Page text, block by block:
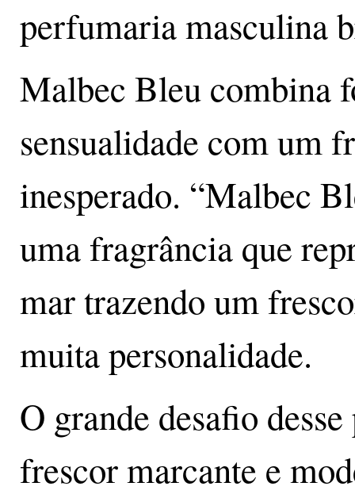
perfumaria masculina
Malbec Bleu combina
sensualidade com um
inesperado. “Malbec
uma fragrância que
mar trazendo um
muita personalidade.
O grande desafio
frescor marcante e